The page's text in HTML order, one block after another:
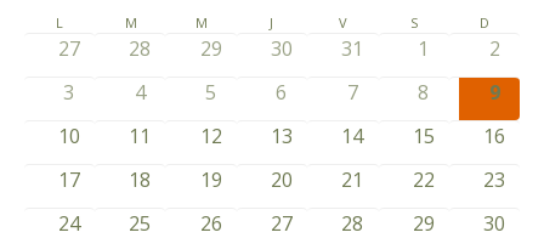
par
Calendrier
Évènements
LLUNDI M M MERCREDIJ VVENDREDI SSAMEDI D
0
27
0
28
0
29
0
30
0
31
0
évènements
1
0
2
0
3
0
4
0
5
0
6
0
7
0
évènements
8
0
9
010
011
012
013
014
015
016
017
018
019
0
20
0
21
0
22
0
23
0
24
0
25
0
26
0
27
0
28
0
29
0
30